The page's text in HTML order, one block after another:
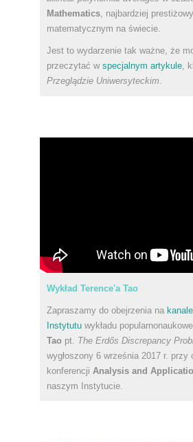
Mathematics , najbardziej
matematycznym na świecie.
Jest to wydarzenie tak ważne, że
przeczytać w specjalnym artykule,
Przeglądzie Uniwersyteckim.
Wykład Terence'a Tao
Zapraszamy do obejrzenia na
Instytutu wykładu
Tao pt. The Erdős Discrepancy
wygłoszony 6 września 2017 r. przy
konferencji Analysis and
naszym Instytucie.